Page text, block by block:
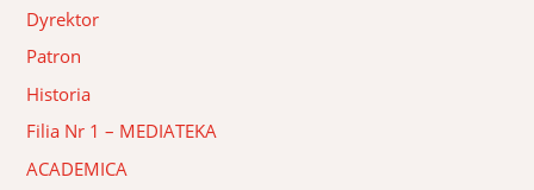
Dyrektor
Patron
Historia
Filia Nr 1 – MEDIATEKA
ACADEMICA